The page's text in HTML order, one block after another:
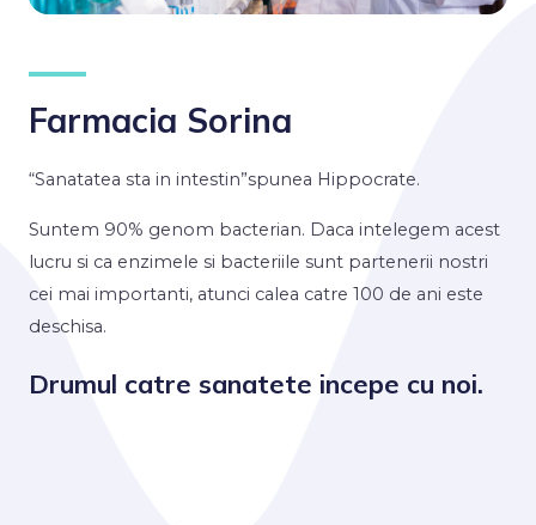
Farmacia Sorina
“Sanatatea sta in intestin”spunea Hippocrate.
Suntem 90% genom bacterian. Daca intelegem acest
lucru si ca enzimele si bacteriile sunt partenerii nostri
cei mai importanti, atunci calea catre 100 de ani este
deschisa.
Drumul catre sanatete incepe cu noi.